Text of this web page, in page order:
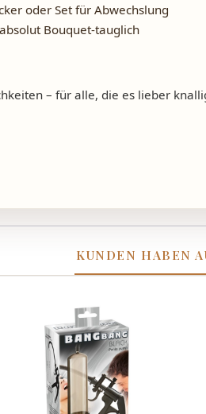
oder Set für Abwechslung
Bouquet-tauglich
– für alle, die es lieber
KUNDEN HABEN